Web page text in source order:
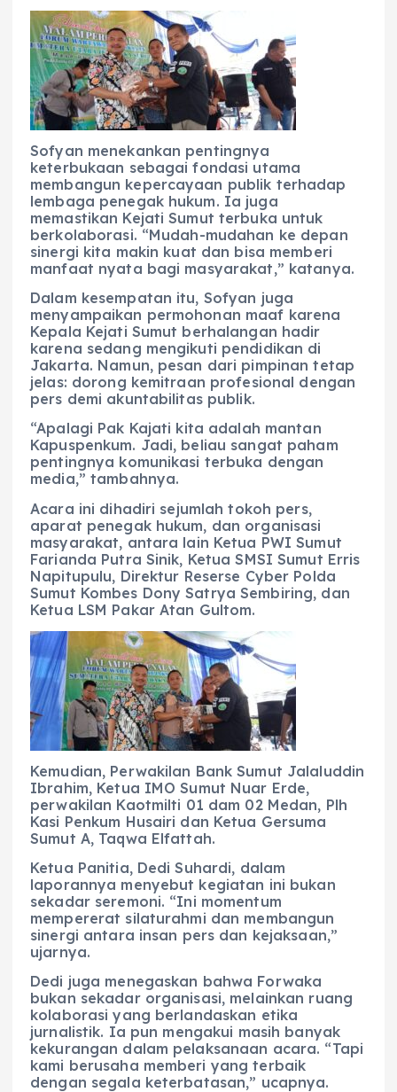
Sofyan menekankan pentingnya
keterbukaan sebagai fondasi utama
membangun kepercayaan publik terhadap
lembaga penegak hukum. Ia juga
memastikan Kejati Sumut terbuka untuk
berkolaborasi. “Mudah-mudahan ke depan
sinergi kita makin kuat dan bisa memberi
manfaat nyata bagi masyarakat,” katanya.
Dalam kesempatan itu, Sofyan juga
menyampaikan permohonan maaf karena
Kepala Kejati Sumut berhalangan hadir
karena sedang mengikuti pendidikan di
Jakarta. Namun, pesan dari pimpinan tetap
jelas: dorong kemitraan profesional dengan
pers demi akuntabilitas publik.
“Apalagi Pak Kajati kita adalah mantan
Kapuspenkum. Jadi, beliau sangat paham
pentingnya komunikasi terbuka dengan
media,” tambahnya.
Acara ini dihadiri sejumlah tokoh pers,
aparat penegak hukum, dan organisasi
masyarakat, antara lain Ketua PWI Sumut
Farianda Putra Sinik, Ketua SMSI Sumut Erris
Napitupulu, Direktur Reserse Cyber Polda
Sumut Kombes Dony Satrya Sembiring, dan
Ketua LSM Pakar Atan Gultom.
Kemudian, Perwakilan Bank Sumut Jalaluddin
Ibrahim, Ketua IMO Sumut Nuar Erde,
perwakilan Kaotmilti 01 dam 02 Medan, Plh
Kasi Penkum Husairi dan Ketua Gersuma
Sumut A, Taqwa Elfattah.
Ketua Panitia, Dedi Suhardi, dalam
laporannya menyebut kegiatan ini bukan
sekadar seremoni. “Ini momentum
mempererat silaturahmi dan membangun
sinergi antara insan pers dan kejaksaan,”
ujarnya.
Dedi juga menegaskan bahwa Forwaka
bukan sekadar organisasi, melainkan ruang
kolaborasi yang berlandaskan etika
jurnalistik. Ia pun mengakui masih banyak
kekurangan dalam pelaksanaan acara. “Tapi
kami berusaha memberi yang terbaik
dengan segala keterbatasan,” ucapnya.